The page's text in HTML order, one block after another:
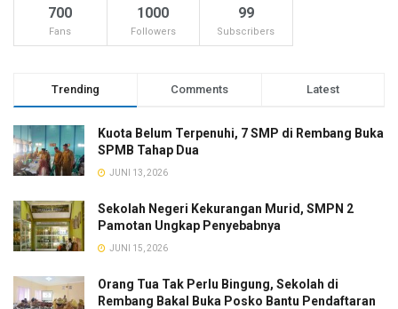
700
Fans
1000
Followers
99
Subscribers
Trending Comments Latest
Kuota Belum Terpenuhi, 7 SMP di Rembang Buka
SPMB Tahap Dua
JUNI 13, 2026
Sekolah Negeri Kekurangan Murid, SMPN 2
Pamotan Ungkap Penyebabnya
JUNI 15, 2026
Orang Tua Tak Perlu Bingung, Sekolah di
Rembang Bakal Buka Posko Bantu Pendaftaran